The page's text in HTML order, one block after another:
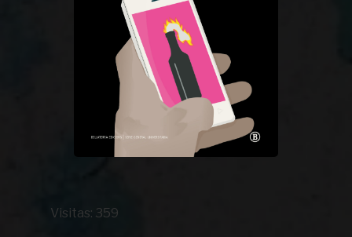
Visitas: 359